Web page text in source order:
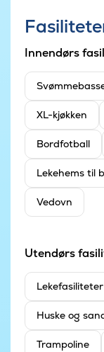
Innendørs
XL-kjøkken
Bordfotball
Lekehems til
Vedovn
Utendørs
Huske og
Trampoline